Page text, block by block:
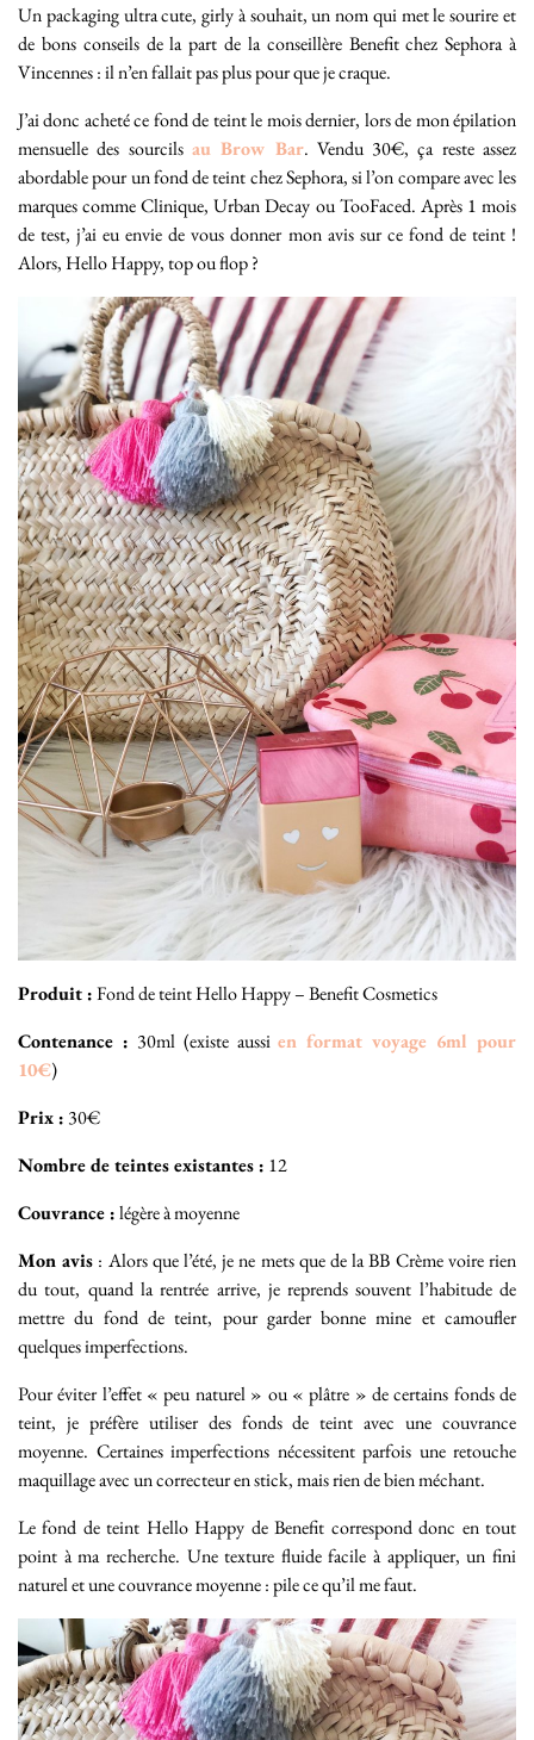
Un packaging ultra cute, girly à souhait, un nom qui met le sourire et
de bons conseils de la part de la conseillère Benefit chez Sephora à
Vincennes : il n’en fallait pas plus pour que je craque.
J’ai donc acheté ce fond de teint le mois dernier, lors de mon épilation
mensuelle des sourcils au Brow Bar. Vendu 30€, ça reste assez
abordable pour un fond de teint chez Sephora, si l’on compare avec les
marques comme Clinique, Urban Decay ou TooFaced. Après 1 mois
de test, j’ai eu envie de vous donner mon avis sur ce fond de teint !
Alors, Hello Happy, top ou flop ?
Produit :Fond de teint Hello Happy – Benefit Cosmetics
Contenance : 30ml (existe aussien format voyage 6ml pour
10€)
Prix : 30€
Nombre de teintes existantes : 12
Couvrance :légère à moyenne
Mon avis : Alors que l’été, je ne mets que de la BB Crème voire rien
du tout, quand la rentrée arrive, je reprends souvent l’habitude de
mettre du fond de teint, pour garder bonne mine et camoufler
quelques imperfections.
Pour éviter l’effet « peu naturel » ou « plâtre » de certains fonds de
teint, je préfère utiliser des fonds de teint avec une couvrance
moyenne. Certaines imperfections nécessitent parfois une retouche
maquillage avec un correcteur en stick, mais rien de bien méchant.
Le fond de teint Hello Happy de Benefit correspond donc en tout
point à ma recherche. Une texture fluide facile à appliquer, un fini
naturel et une couvrance moyenne : pile ce qu’il me faut.